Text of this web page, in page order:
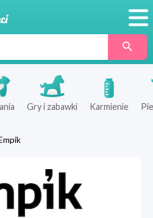
SklepyGry i zabawki Karmienie